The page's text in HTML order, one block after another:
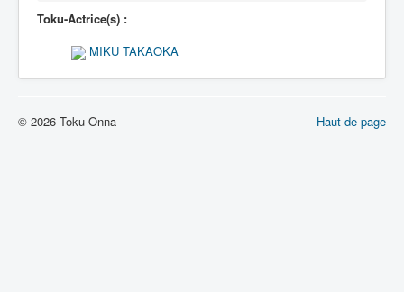
Lieux
Chronologie
Toku-Actrice(s) :
MIKU TAKAOKA
Haut de page
© 2026 Toku-Onna